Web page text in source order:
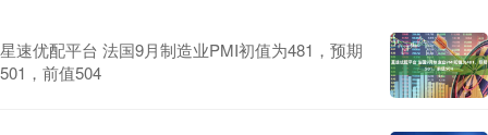
星速优配平台 法国9月制造业PMI初值为481，预期
501，前值504